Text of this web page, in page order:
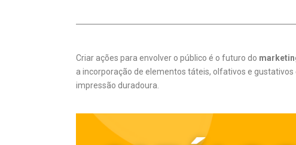
Criar ações para envolver o público é o futuro do
a incorporação de elementos táteis, olfativos e gustativos
impressão duradoura.